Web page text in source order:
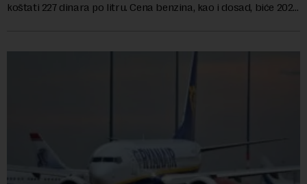
koštati 227 dinara po litru. Cena benzina, kao i dosad, biće 202